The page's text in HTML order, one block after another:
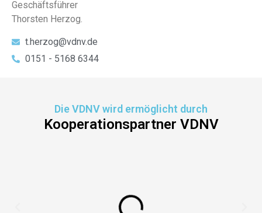
Geschäftsführer
Thorsten Herzog.
t.herzog@vdnv.de
0151 - 5168 6344
Die VDNV wird ermöglicht durch
Kooperationspartner VDNV